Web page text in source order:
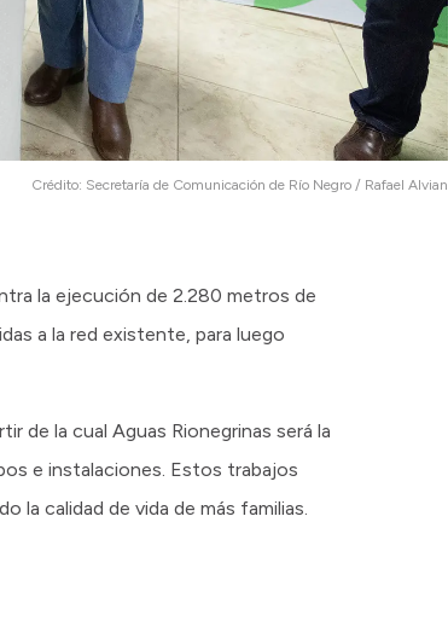
Crédito: Secretaría de Comunicación de Río Negro / Rafael Alvian
la ejecución de 2.280 metros de
a la red existente, para luego
de la cual Aguas Rionegrinas será la
e instalaciones. Estos trabajos
la calidad de vida de más familias.